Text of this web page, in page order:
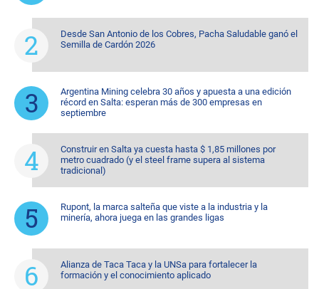
Desde San Antonio de los Cobres, Pacha Saludable ganó el
Semilla de Cardón 2026
Argentina Mining celebra 30 años y apuesta a una edición
récord en Salta: esperan más de 300 empresas en
septiembre
Construir en Salta ya cuesta hasta $ 1,85 millones por
metro cuadrado (y el steel frame supera al sistema
tradicional)
Rupont, la marca salteña que viste a la industria y la
minería, ahora juega en las grandes ligas
Alianza de Taca Taca y la UNSa para fortalecer la
formación y el conocimiento aplicado